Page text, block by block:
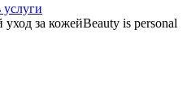
Beauty is personal